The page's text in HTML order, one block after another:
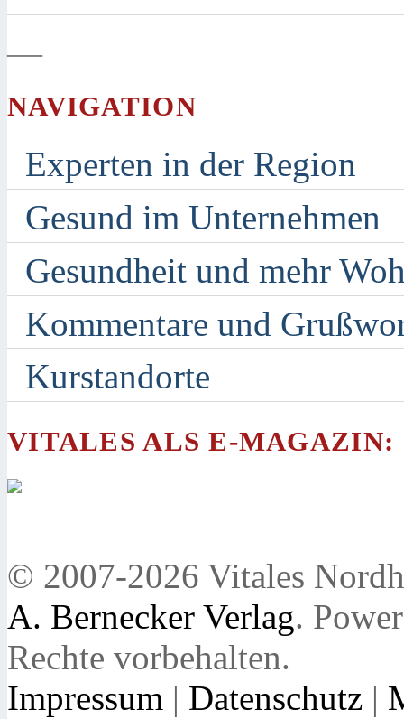
—
NAVIGATION
Experten in der Region
Gesund im Unternehmen
Gesundheit und mehr
Kommentare und
Kurstandorte
VITALES ALS E-MAGAZIN:
© 2007-2026 Vitales
A. Bernecker Verlag.
Rechte vorbehalten.
Impressum | Datenschutz |